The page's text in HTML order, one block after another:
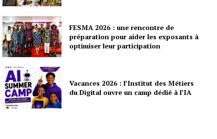
FESMA 2026 : une rencontre de
préparation pour aider les exposants à
optimiser leur participation
Vacances 2026 : l’Institut des Métiers
du Digital ouvre un camp dédié à l’IA